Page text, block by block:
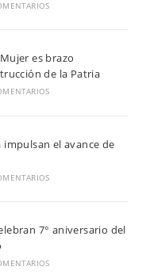
es brazo
de la Patria
impulsan el avance de
7° aniversario del